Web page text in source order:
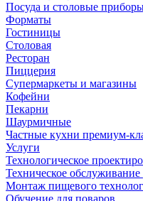
Посуда и столовые
Форматы
Гостиницы
Столовая
Ресторан
Пиццерия
Супермаркеты и магазины
Кофейни
Пекарни
Шаурмичные
Частные кухни премиум-
Услуги
Технологическое
Техническое обслуживание
Монтаж пищевого
Обучение для поваров